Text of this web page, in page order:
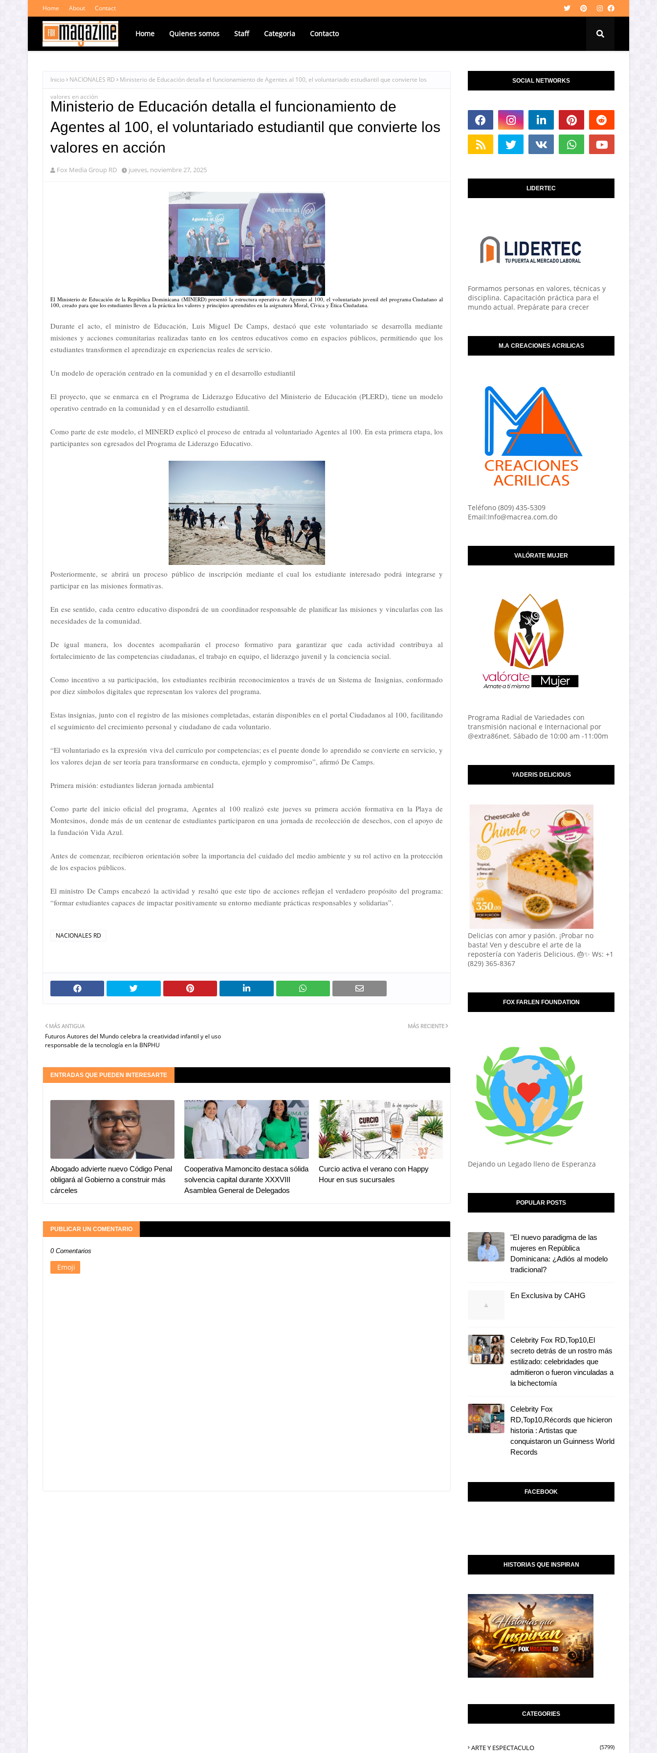
Home About Contact
Home Quienes somos Staff Categoria Contacto
Inicio NACIONALES RD Ministerio de Educación detalla el funcionamiento de Agentes al 100, el voluntariado estudiantil que convierte los
valores en acción
Ministerio de Educación detalla el funcionamiento de
Agentes al 100, el voluntariado estudiantil que convierte los
valores en acción
Fox Media Group RD jueves, noviembre 27, 2025
El Ministerio de Educación de la República Dominicana (MINERD) presentó la estructura operativa de Agentes al 100, el voluntariado juvenil del programa Ciudadano al
100, creado para que los estudiantes lleven a la práctica los valores y principios aprendidos en la asignatura Moral, Cívica y Ética Ciudadana.
Durante el acto, el ministro de Educación, Luis Miguel De Camps, destacó que este voluntariado se desarrolla mediante
misiones y acciones comunitarias realizadas tanto en los centros educativos como en espacios públicos, permitiendo que los
estudiantes transformen el aprendizaje en experiencias reales de servicio.
Un modelo de operación centrado en la comunidad y en el desarrollo estudiantil
El proyecto, que se enmarca en el Programa de Liderazgo Educativo del Ministerio de Educación (PLERD), tiene un modelo
operativo centrado en la comunidad y en el desarrollo estudiantil.
Como parte de este modelo, el MINERD explicó el proceso de entrada al voluntariado Agentes al 100. En esta primera etapa, los
participantes son egresados del Programa de Liderazgo Educativo.
Posteriormente, se abrirá un proceso público de inscripción mediante el cual los estudiante interesado podrá integrarse y
participar en las misiones formativas.
En ese sentido, cada centro educativo dispondrá de un coordinador responsable de planificar las misiones y vincularlas con las
necesidades de la comunidad.
De igual manera, los docentes acompañarán el proceso formativo para garantizar que cada actividad contribuya al
fortalecimiento de las competencias ciudadanas, el trabajo en equipo, el liderazgo juvenil y la conciencia social.
Como incentivo a su participación, los estudiantes recibirán reconocimientos a través de un Sistema de Insignias, conformado
por diez símbolos digitales que representan los valores del programa.
Estas insignias, junto con el registro de las misiones completadas, estarán disponibles en el portal Ciudadanos al 100, facilitando
el seguimiento del crecimiento personal y ciudadano de cada voluntario.
“El voluntariado es la expresión viva del currículo por competencias; es el puente donde lo aprendido se convierte en servicio, y
los valores dejan de ser teoría para transformarse en conducta, ejemplo y compromiso”, afirmó De Camps.
Primera misión: estudiantes lideran jornada ambiental
Como parte del inicio oficial del programa, Agentes al 100 realizó este jueves su primera acción formativa en la Playa de
Montesinos, donde más de un centenar de estudiantes participaron en una jornada de recolección de desechos, con el apoyo de
la fundación Vida Azul.
Antes de comenzar, recibieron orientación sobre la importancia del cuidado del medio ambiente y su rol activo en la protección
de los espacios públicos.
El ministro De Camps encabezó la actividad y resaltó que este tipo de acciones reflejan el verdadero propósito del programa:
“formar estudiantes capaces de impactar positivamente su entorno mediante prácticas responsables y solidarias”.
NACIONALES RD
MÁS RECIENTE
MÁS ANTIGUA
Futuros Autores del Mundo celebra la creatividad infantil y el uso
responsable de la tecnología en la BNPHU
ENTRADAS QUE PUEDEN INTERESARTE
Abogado advierte nuevo Código Penal
obligará al Gobierno a construir más
cárceles
Cooperativa Mamoncito destaca sólida
solvencia capital durante XXXVIII
Asamblea General de Delegados
Curcio activa el verano con Happy
Hour en sus sucursales
PUBLICAR UN COMENTARIO
0 Comentarios
Emoji
SOCIAL NETWORKS
LIDERTEC
Formamos personas en valores, técnicas y
disciplina. Capacitación práctica para el
mundo actual. Prepárate para crecer
M.A CREACIONES ACRILICAS
Teléfono (809) 435-5309
Email:Info@macrea.com.do
VALÓRATE MUJER
Programa Radial de Variedades con
transmisión nacional e Internacional por
@extra86net. Sábado de 10:00 am -11:00m
YADERIS DELICIOUS
Delicias con amor y pasión. ¡Probar no
basta! Ven y descubre el arte de la
repostería con Yaderis Delicious. 🎂✨ Ws: +1
(829) 365-8367
FOX FARLEN FOUNDATION
Dejando un Legado lleno de Esperanza
POPULAR POSTS
"El nuevo paradigma de las
mujeres en República
Dominicana: ¿Adiós al modelo
tradicional?
En Exclusiva by CAHG
Celebrity Fox RD,Top10,El
secreto detrás de un rostro más
estilizado: celebridades que
admitieron o fueron vinculadas a
la bichectomía
Celebrity Fox
RD,Top10,Récords que hicieron
historia : Artistas que
conquistaron un Guinness World
Records
FACEBOOK
HISTORIAS QUE INSPIRAN
CATEGORIES
ARTE Y ESPECTACULO (5799)